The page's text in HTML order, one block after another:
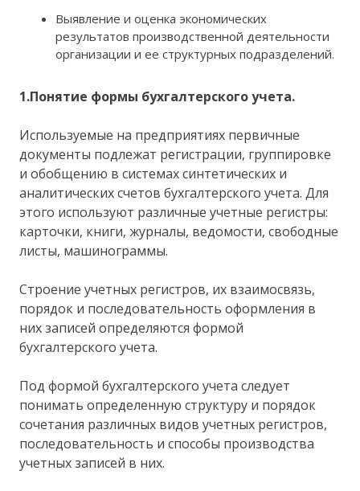
Выявление и оценка экономических
результатов производственной деятельности
организации и ее структурных подразделений.
1.Понятие формы бухгалтерского учета.
Используемые на предприятиях первичные
документы подлежат регистрации, группировке
и обобщению в системах синтетических и
аналитических счетов бухгалтерского учета. Для
этого используют различные учетные регистры:
карточки, книги, журналы, ведомости, свободные
листы, машинограммы.
Строение учетных регистров, их взаимосвязь,
порядок и последовательность оформления в
них записей определяются формой
бухгалтерского учета.
Под формой бухгалтерского учета следует
понимать определенную структуру и порядок
сочетания различных видов учетных регистров,
последовательность и способы производства
учетных записей в них.